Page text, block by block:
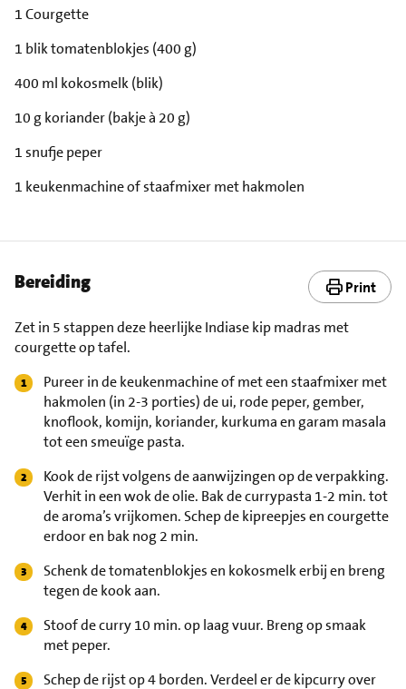
1 Courgette
1 blik tomatenblokjes (400 g)
400 ml kokosmelk (blik)
10 g koriander (bakje à 20 g)
1 snufje peper
1 keukenmachine of staafmixer met hakmolen
Bereiding Print
Zet in 5 stappen deze heerlijke Indiase kip madras met
courgette op tafel.
Pureer in de keukenmachine of met een staafmixer met
hakmolen (in 2-3 porties) de ui, rode peper, gember,
knoflook, komijn, koriander, kurkuma en garam masala
tot een smeuïge pasta.
Kook de rijst volgens de aanwijzingen op de verpakking.
Verhit in een wok de olie. Bak de currypasta 1-2 min. tot
de aroma’s vrijkomen. Schep de kipreepjes en courgette
erdoor en bak nog 2 min.
Schenk de tomatenblokjes en kokosmelk erbij en breng
tegen de kook aan.
Stoof de curry 10 min. op laag vuur. Breng op smaak
met peper.
Schep de rijst op 4 borden. Verdeel er de kipcurry over